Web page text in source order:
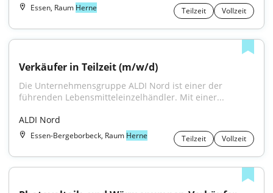
Essen, Raum Herne Teilzeit Vollzeit
Verkäufer in Teilzeit (m/w/d)
Die Unternehmensgruppe ALDI Nord ist einer der
führenden Lebensmitteleinzelhändler. Mit einer...
ALDI Nord
Essen-Bergeborbeck, Raum Herne Teilzeit Vollzeit